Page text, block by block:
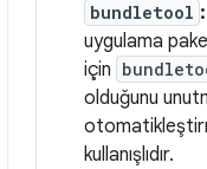
bundletool :
uygulama
için
olduğunu
kullanışlıdır.